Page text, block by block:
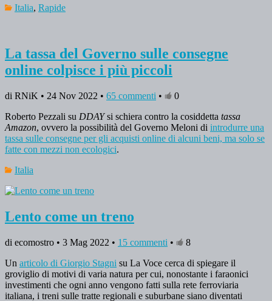
Italia, Rapide
La tassa del Governo sulle consegne
online colpisce i più piccoli
di RNiK • 24 Nov 2022 • 65 commenti •
0
Roberto Pezzali su DDAYsi schiera contro la cosiddetta tassa
Amazon, ovvero la possibilità del Governo Meloni di introdurre una
tassa sulle consegne per gli acquisti online di alcuni beni, ma solo se
fatte con mezzi non ecologici.
Italia
Lento come un treno
di ecomostro • 3 Mag 2022 • 15 commenti •
8
Un articolo di Giorgio Stagni su La Voce cerca di spiegare il
groviglio di motivi di varia natura per cui, nonostante i faraonici
investimenti che ogni anno vengono fatti sulla rete ferroviaria
italiana, i treni sulle tratte regionali e suburbane siano diventati